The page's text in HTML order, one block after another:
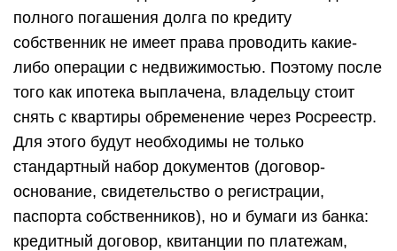
полного погашения долга по кредиту
собственник не имеет права проводить какие-
либо операции с недвижимостью. Поэтому после
того как ипотека выплачена, владельцу стоит
снять с квартиры обременение через Росреестр.
Для этого будут необходимы не только
стандартный набор документов (договор-
основание, свидетельство о регистрации,
паспорта собственников), но и бумаги из банка:
кредитный договор, квитанции по платежам,